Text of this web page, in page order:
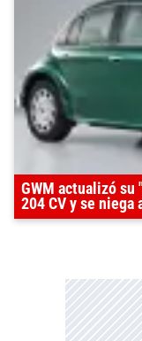
GWM actualizó su
204 CV y se niega